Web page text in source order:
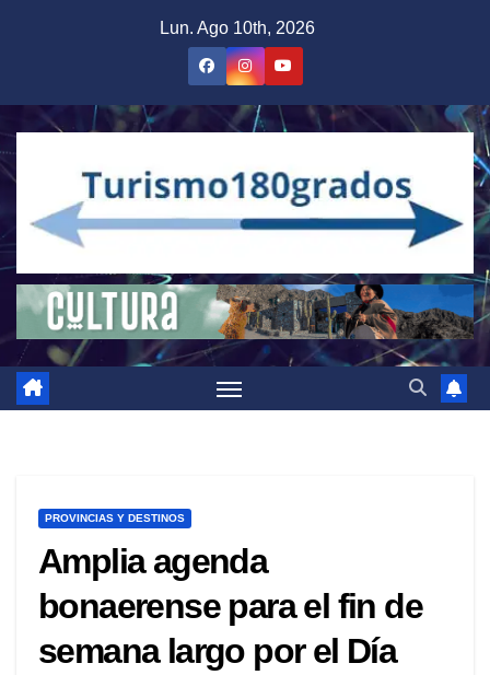
Lun. Ago 10th, 2026
PROVINCIAS Y DESTINOS
Amplia agenda
bonaerense para el fin de
semana largo por el Día